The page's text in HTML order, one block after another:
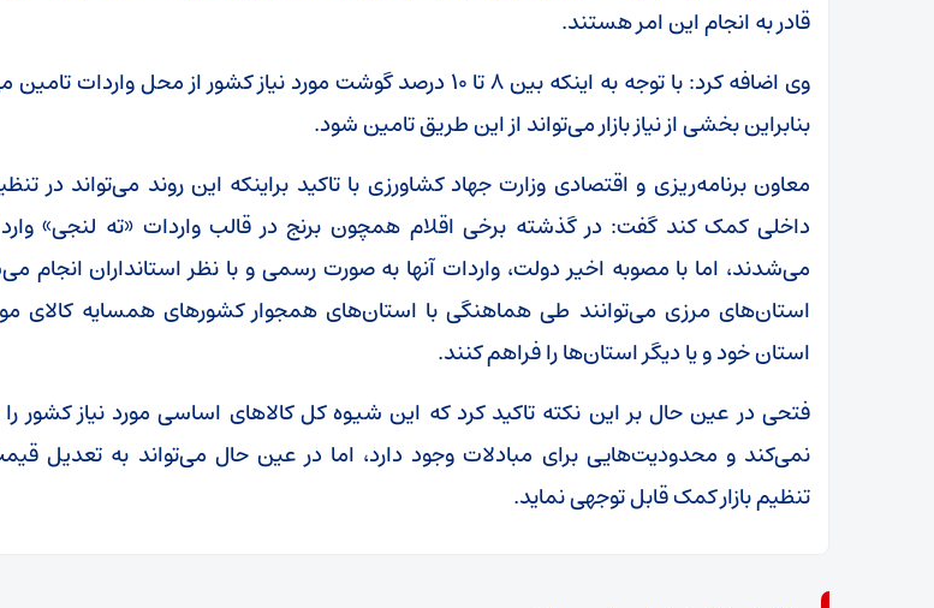
قادر به انجام این امر هستند.
وی اضافه کرد: با توجه به اینکه بین ۸ تا ۱۰ درصد گوشت مورد نیاز کشور از محل واردات
بنابراین بخشی از نیاز بازار می‌تواند از این طریق تامین شود.
معاون برنامه‌ریزی و اقتصادی وزارت جهاد کشاورزی با تاکید براینکه این روند می‌تواند در
داخلی کمک کند گفت: در گذشته برخی اقلام همچون برنج در قالب واردات «ته لنجی»
می‌شدند، اما با مصوبه اخیر دولت، واردات آنها به صورت رسمی و با نظر استانداران انجام
استان‌های مرزی می‌توانند طی هماهنگی با استان‌های همجوار کشور‌های همسایه کالای
استان خود و یا دیگر استان‌ها را فراهم کنند.
فتحی در عین حال بر این نکته تاکید کرد که این شیوه کل کالا‌های اساسی مورد نیاز کشور
نمی‌کند و محدودیت‌هایی برای مبادلات وجود دارد، اما در عین حال می‌تواند به تعدیل
تنظیم بازار کمک قابل توجهی نماید.